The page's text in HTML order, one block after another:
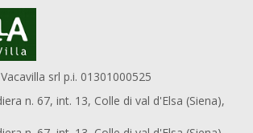
srl p.i. 01301000525
n. 67, int. 13, Colle di val d'Elsa (Siena),